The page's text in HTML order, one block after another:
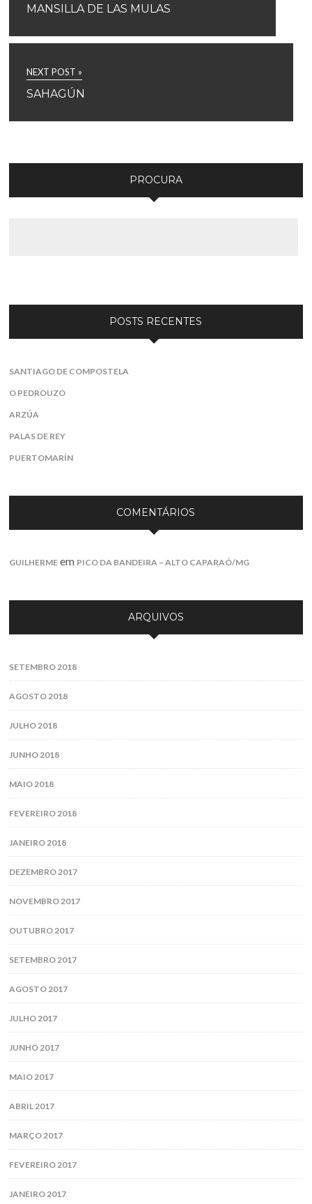
MANSILLA DE LAS MULAS
NEXT POST »
SAHAGÚN
PROCURA
POSTS RECENTES
SANTIAGO DE COMPOSTELA
O PEDROUZO
ARZÚA
PALAS DE REY
PUERTOMARÍN
COMENTÁRIOS
GUILHERME em PICO DA BANDEIRA – ALTO CAPARAÓ/MG
ARQUIVOS
SETEMBRO 2018
AGOSTO 2018
JULHO 2018
JUNHO 2018
MAIO 2018
FEVEREIRO 2018
JANEIRO 2018
DEZEMBRO 2017
NOVEMBRO 2017
OUTUBRO 2017
SETEMBRO 2017
AGOSTO 2017
JULHO 2017
JUNHO 2017
MAIO 2017
ABRIL 2017
MARÇO 2017
FEVEREIRO 2017
JANEIRO 2017